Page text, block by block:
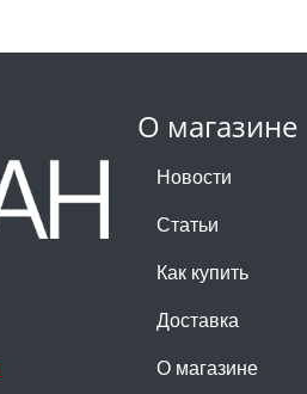
О магазине
Новости
Статьи
Как купить
Доставка
О магазине